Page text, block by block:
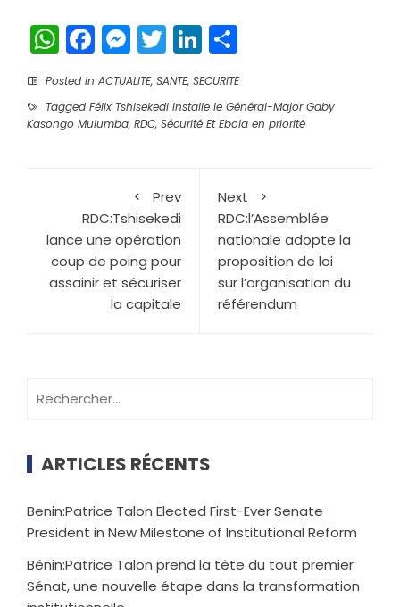
WhatsApp
Facebook
Messenger
TwitterLinkedIn
Posted in ACTUALITE, SANTE, SECURITE
Tagged Félix Tshisekedi installe le Général-Major Gaby
Kasongo Mulumba, RDC, Sécurité Et Ebola en priorité
Prev
RDC:Tshisekedi
lance une opération
coup de poing pour
assainir et sécuriser
la capitale
Next
RDC:l’Assemblée
nationale adopte la
proposition de loi
sur l’organisation du
référendum
ARTICLES RÉCENTS
Benin:Patrice Talon Elected First-Ever Senate
President in New Milestone of Institutional Reform
Bénin:Patrice Talon prend la tête du tout premier
Sénat, une nouvelle étape dans la transformation